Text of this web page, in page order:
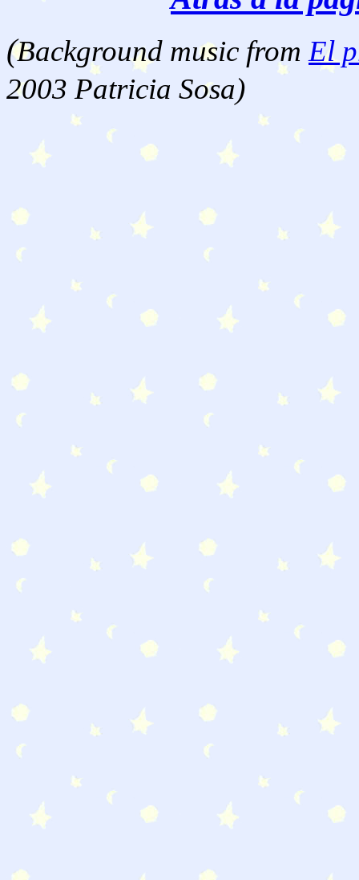
(Background music from El
2003 Patricia Sosa)